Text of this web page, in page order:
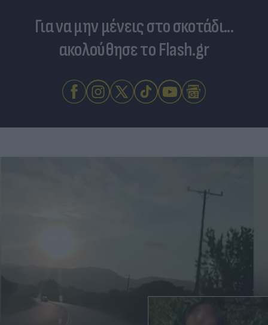
Για να μην μένεις στο σκοτάδι...
ακολούθησε το Flash.gr